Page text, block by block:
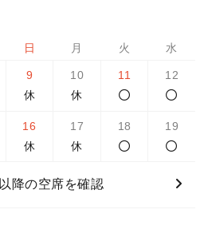
日 月 火 水
9
休
10
休
11 12
16
休
17
休
18 19
以降の空席を確認